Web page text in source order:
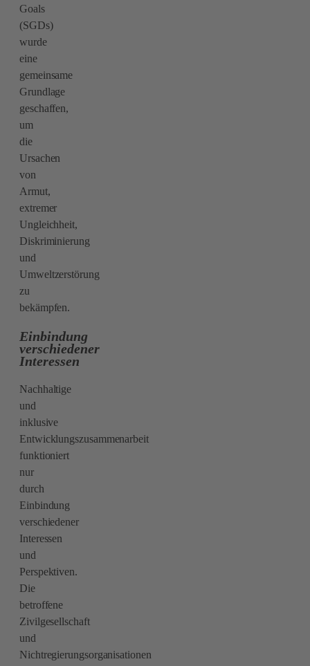
Goals
(SGDs)
wurde
eine
gemeinsame
Grundlage
geschaffen,
um
die
Ursachen
von
Armut,
extremer
Ungleichheit,
Diskriminierung
und
Umweltzerstörung
zu
bekämpfen.
Einbindung
verschiedener
Interessen
Nachhaltige
und
inklusive
Entwicklungszusammenarbeit
funktioniert
nur
durch
Einbindung
verschiedener
Interessen
und
Perspektiven.
Die
betroffene
Zivilgesellschaft
und
Nichtregierungsorganisationen